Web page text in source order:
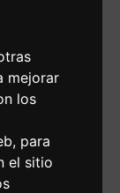
mejorar
los
, para
el sitio